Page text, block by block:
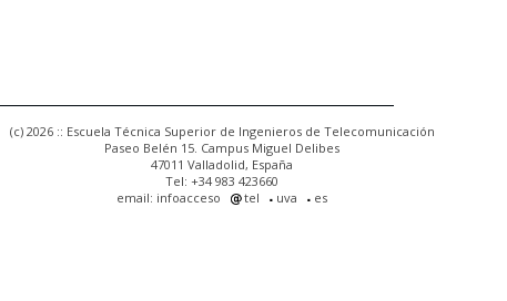
(c) 2026 :: Escuela Técnica Superior de Ingenieros de Telecomunicación
Paseo Belén 15. Campus Miguel Delibes
47011 Valladolid, España
Tel: +34 983 423660
email: infoacceso
tel uva es